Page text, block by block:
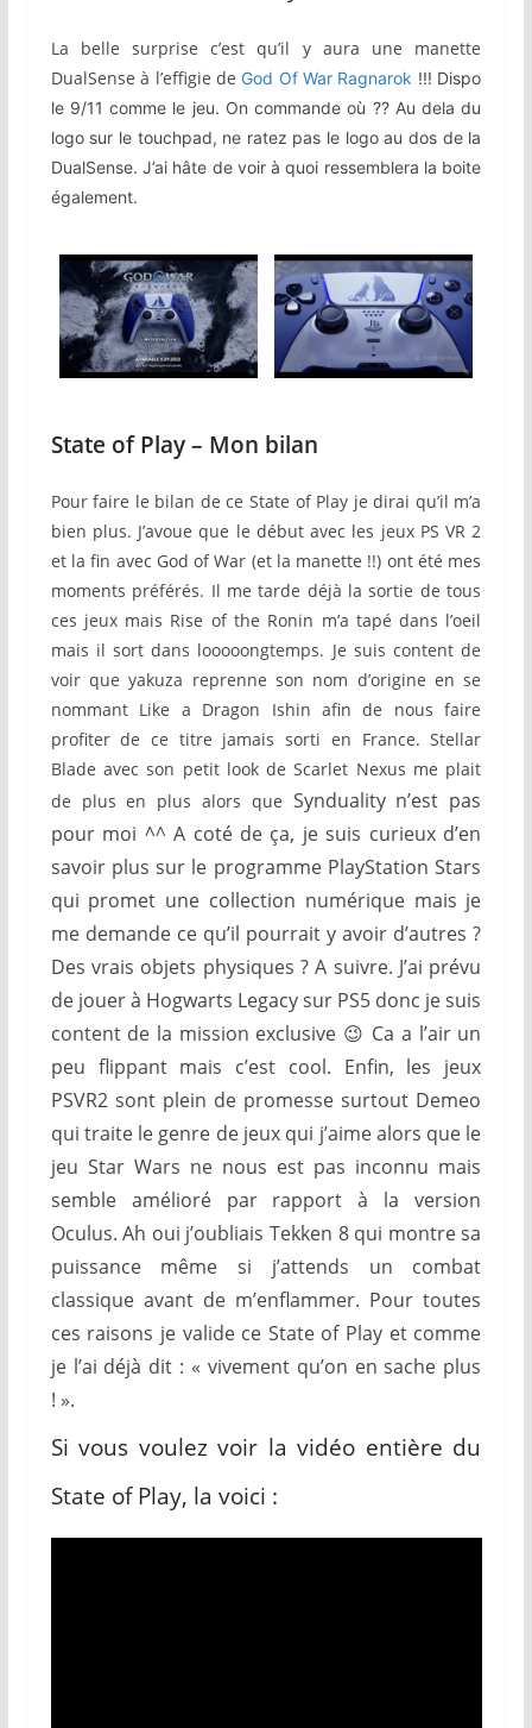
La belle surprise c’est qu’il y aura une manette
DualSense à l’effigie de God Of War Ragnarok !!! Dispo
le 9/11 comme le jeu. On commande où ?? Au dela du
logo sur le touchpad, ne ratez pas le logo au dos de la
DualSense. J’ai hâte de voir à quoi ressemblera la boite
également.
State of Play – Mon bilan
Pour faire le bilan de ce State of Play je dirai qu’il m’a
bien plus. J’avoue que le début avec les jeux PS VR 2
et la fin avec God of War (et la manette !!) ont été mes
moments préférés. Il me tarde déjà la sortie de tous
ces jeux mais Rise of the Ronin m’a tapé dans l’oeil
mais il sort dans looooongtemps. Je suis content de
voir que yakuza reprenne son nom d’origine en se
nommant Like a Dragon Ishin afin de nous faire
profiter de ce titre jamais sorti en France.Stellar
Blade avec son petit look de Scarlet Nexus me plait
de plus en plus alors que Synduality n’est pas
pour moi ^^ A coté de ça, je suis curieux d’en
savoir plus sur le programme PlayStation Stars
qui promet une collection numérique mais je
me demande ce qu’il pourrait y avoir d’autres ?
Des vrais objets physiques ? A suivre. J’ai prévu
de jouer à Hogwarts Legacy sur PS5 donc je suis
content de la mission exclusive 😉 Ca a l’air un
peu flippant mais c’est cool. Enfin, les jeux
PSVR2 sont plein de promesse surtout Demeo
qui traite le genre de jeux qui j’aime alors que le
jeu Star Wars ne nous est pas inconnu mais
semble amélioré par rapport à la version
Oculus. Ah oui j’oubliais Tekken 8 qui montre sa
puissance même si j’attends un combat
classique avant de m’enflammer. Pour toutes
ces raisons je valide ce State of Play et comme
je l’ai déjà dit : « vivement qu’on en sache plus
! ».
Si vous voulez voir la vidéo entière du
State of Play, la voici :